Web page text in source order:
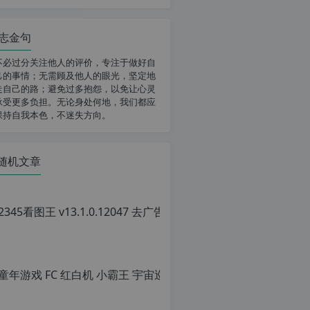
金句
必过分关注他人的评价，专注于做好自
的事情；无需顾及他人的眼光，坚定地
自己的路；避免过多抱怨，以免让心灵
受更多负担。无论身处何地，我们都应
持自我本色，不迷失方向。
机文章